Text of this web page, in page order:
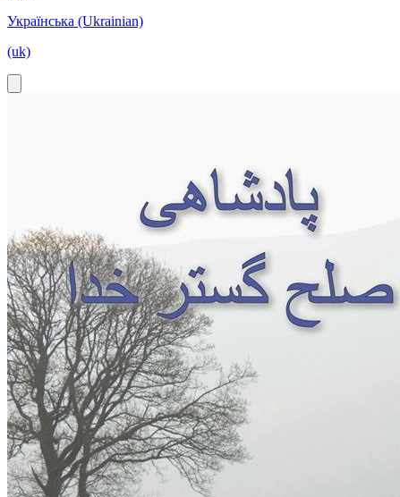
Українська (Ukrainian)
(uk)